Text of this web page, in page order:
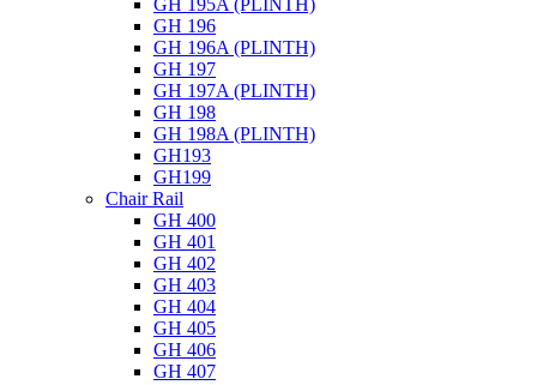
GH 195A (PLINTH)
GH 196
GH 196A (PLINTH)
GH 197
GH 197A (PLINTH)
GH 198
GH 198A (PLINTH)
GH193
GH199
Chair Rail
GH 400
GH 401
GH 402
GH 403
GH 404
GH 405
GH 406
GH 407